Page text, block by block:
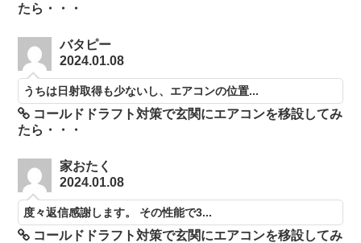
たら・・・
バタピー
2024.01.08
うちは日射取得も少ないし、エアコンの位置...
コールドドラフト対策で玄関にエアコンを移設してみ
たら・・・
家おたく
2024.01.08
度々返信感謝します。 その性能で3...
コールドドラフト対策で玄関にエアコンを移設してみ